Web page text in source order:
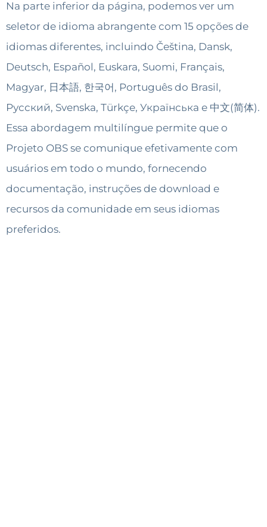
Na parte inferior da página, podemos ver um
seletor de idioma abrangente com 15 opções de
idiomas diferentes, incluindo Čeština, Dansk,
Deutsch, Español, Euskara, Suomi, Français,
Magyar, 日本語, 한국어, Português do Brasil,
Русский, Svenska, Türkçe, Українська e 中文(简体).
Essa abordagem multilíngue permite que o
Projeto OBS se comunique efetivamente com
usuários em todo o mundo, fornecendo
documentação, instruções de download e
recursos da comunidade em seus idiomas
preferidos.